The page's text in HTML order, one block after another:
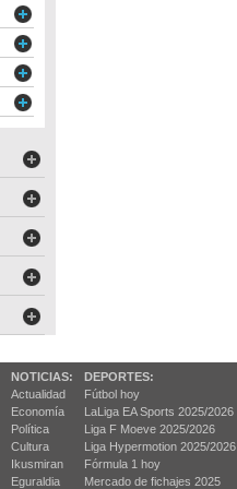
NOTICIAS:
Actualidad
Economía
Política
Cultura
Ikusmiran
Eguraldia
DEPORTES:
Fútbol hoy
LaLiga EA Sports 2025/2026
Liga F Moeve 2025/2026
Liga Hypermotion 2025/2026
Fórmula 1 hoy
Mercado de fichajes 2025